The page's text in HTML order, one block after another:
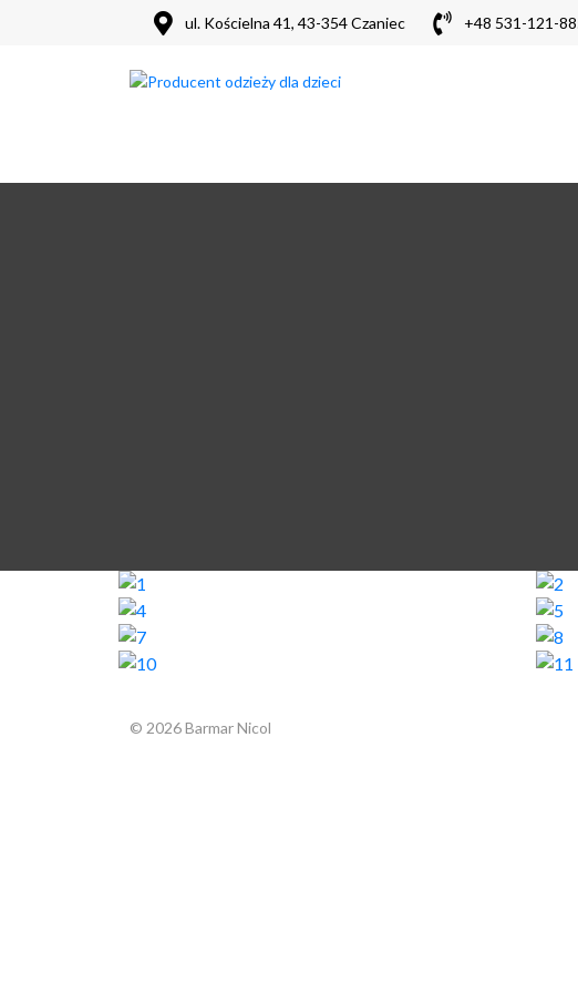
Producent odzieży dla dzieci i niemowląt –
ul. Kościelna 41, 43-354 Czaniec +48 531-121-
© 2026 Barmar Nicol